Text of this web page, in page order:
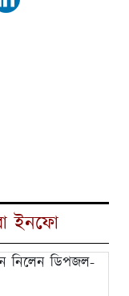
ইনফো
নিলেন ডিপজল-